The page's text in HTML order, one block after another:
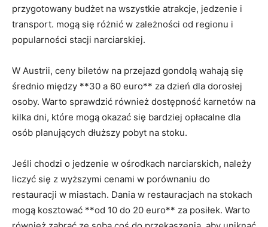
przygotowany budżet na wszystkie atrakcje, jedzenie i‌
transport. mogą ‌się⁣ różnić w zależności od⁣ regionu i
popularności‌ stacji narciarskiej.
W Austrii, ceny ⁢biletów na przejazd gondolą wahają się
średnio między **30 a 60 euro** za dzień dla dorosłej
osoby. ‌Warto sprawdzić również dostępność karnetów na
kilka dni, które ​mogą okazać się ‌bardziej opłacalne dla
osób planujących dłuższy pobyt na stoku.
Jeśli chodzi⁢ o jedzenie⁤ w ośrodkach narciarskich, należy‍
liczyć się⁢ z wyższymi cenami w porównaniu do ​
restauracji w ​miastach. Dania w restauracjach ​na stokach
mogą kosztować ‍**od 10⁣ do 20 euro** za posiłek. Warto